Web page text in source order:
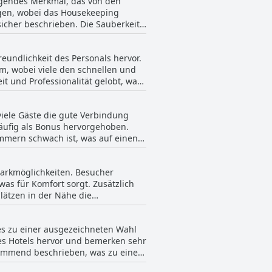
Erfahrung, wobei saubere
ist, die Erholung und
der Betten gibt.
wobei das Housekeeping
beschrieben. Die Sauberkeit
die als makellos und sehr
Die tägliche
Obwohl eine Bewertung einen
überwältigend positiv.
hohen Sauberkeitsstandards
Reisende macht.
des Personals hervor.
wobei viele den schnellen und
und Professionalität gelobt, was
Besucher beiträgt. Darüber
anerkannt. Die
bei. Obwohl es
Fälle Ausnahmen in einer
dass das Hotel Los 5 Pinos
zu gewährleisten.
Gäste die gute Verbindung
als Bonus hervorgehoben.
schwach ist, was auf einen
Feedback zur
Online-Erfahrung haben.
Parkplätze und die
von begrenzten
könnte.
Besucher
für Komfort sorgt. Zusätzlich
in der Nähe die
und die Parksituation
exponiert sein kann und es
Parkmöglichkeiten
anbietet und es
gibt.
zu einer ausgezeichneten Wahl
Hotels hervor und bemerken sehr
beschrieben, was zu einem